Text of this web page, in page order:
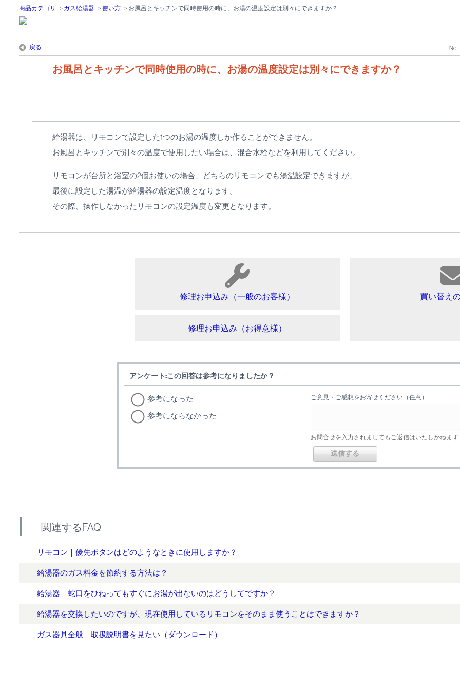
商品カテゴリ > ガス給湯器 >使い方 > お風呂とキッチンで同時使用の時に、お湯の温度設定は別々にできますか？
戻る No :
お風呂とキッチンで同時使用の時に、お湯の温度設定は別々にできますか？
給湯器は、リモコンで設定した1つのお湯の温度しか作ることができません。
お風呂とキッチンで別々の温度で使用したい場合は、混合水栓などを利用してください。
リモコンが台所と浴室の2個お使いの場合、どちらのリモコンでも湯温設定できますが、
最後に設定した湯温が給湯器の設定温度となります。
その際、操作しなかったリモコンの設定温度も変更となります。
修理お申込み（一般のお客様）
修理お申込み（お得意様）
買い替え
アンケート:この回答は参考になりましたか？
参考になった
参考にならなかった
ご意見・ご感想をお寄せください（任意）
お問合せを入力されましてもご返信はいたしかねます
関連するFAQ
リモコン｜優先ボタンはどのようなときに使用しますか？
給湯器のガス料金を節約する方法は？
給湯器｜蛇口をひねってもすぐにお湯が出ないのはどうしてですか？
給湯器を交換したいのですが、現在使用しているリモコンをそのまま使うことはできますか？
ガス器具全般｜取扱説明書を見たい（ダウンロード）